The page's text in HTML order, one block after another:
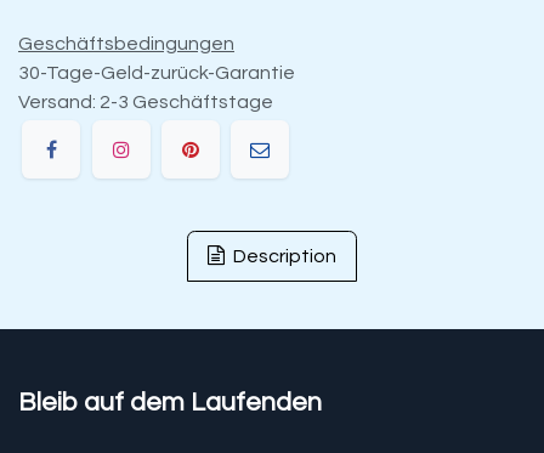
Geschäftsbedingungen
30-Tage-Geld-zurück-Garantie
Versand: 2-3 Geschäftstage
Description
Bleib auf dem Laufenden